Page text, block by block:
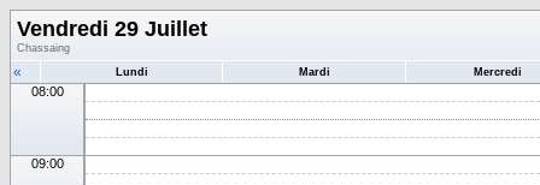
Vendredi 29 Juillet
Chassaing
« Lundi Mardi Mercredi
08:00
09:00